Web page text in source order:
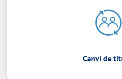
Canvi de